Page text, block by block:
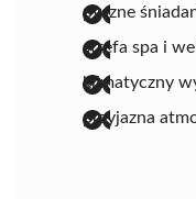
pyszne
strefa spa i
klimatyczny
przyjazna